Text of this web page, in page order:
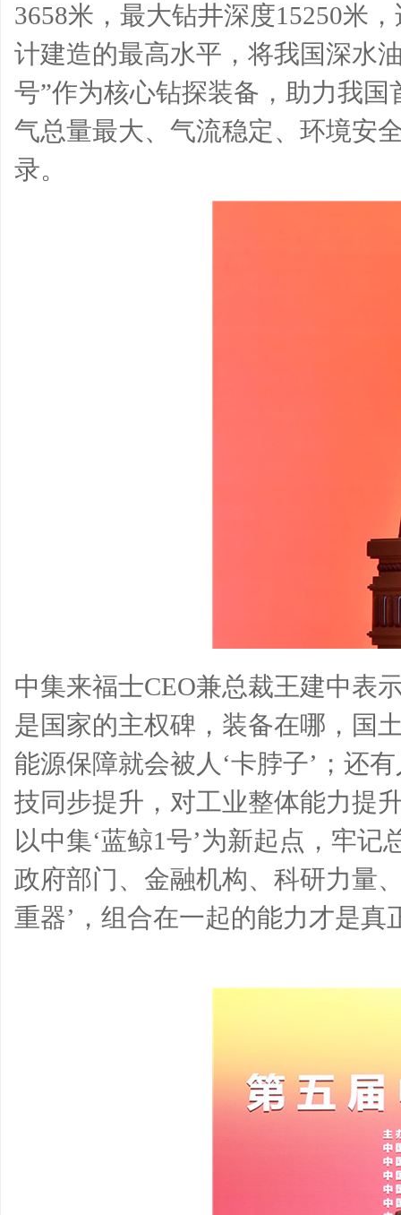
3658米，最大钻井深度15250米
计建造的最高水平，将我国深水
号”作为核心钻探装备，助力我
气总量最大、气流稳定、环境安
录。
中集来福士CEO兼总裁王建中表
是国家的主权碑，装备在哪，国
能源保障就会被人‘卡脖子’；还
技同步提升，对工业整体能力提
以中集‘蓝鲸1号’为新起点，牢
政府部门、金融机构、科研力量
重器’，组合在一起的能力才是真